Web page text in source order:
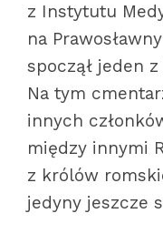
z Instytutu
na
spoczął jeden
Na tym
innych
między innymi
z królów
jedyny jeszcze